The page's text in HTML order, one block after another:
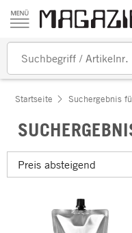
Zum Inhalt springen
Startseite Suchergebnis